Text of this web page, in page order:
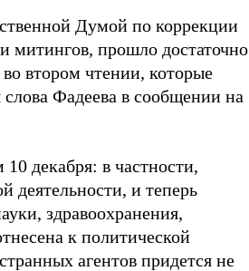
Думой по коррекции
митингов, прошло достаточно
втором чтении, которые
слова Фадеева в сообщении на
декабря: в частности,
деятельности, и теперь
здравоохранения,
к политической
агентов придется не